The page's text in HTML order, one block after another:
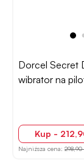
Dorcel Secret
wibrator na
Kup -
Najniższa cena: 298,90